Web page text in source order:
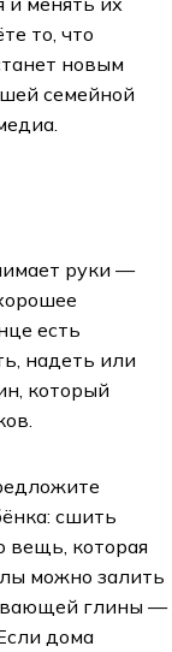
то, что
новым
семейной
руки —
есть
надеть или
который
сшить
которая
можно залить
глины —
дома